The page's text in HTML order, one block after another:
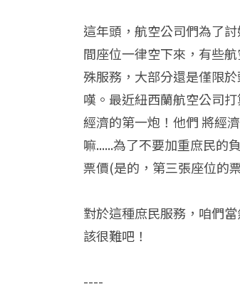
這年頭，航空公司們為了
間座位一律空下來，有些
殊服務，大部分還是僅限
嘆。最近紐西蘭航空公司
經濟的第一炮！他們 將經
嘛......為了不要加重庶民的
票價(是的，第三張座位的
對於這種庶民服務，咱們
該很難吧！
----